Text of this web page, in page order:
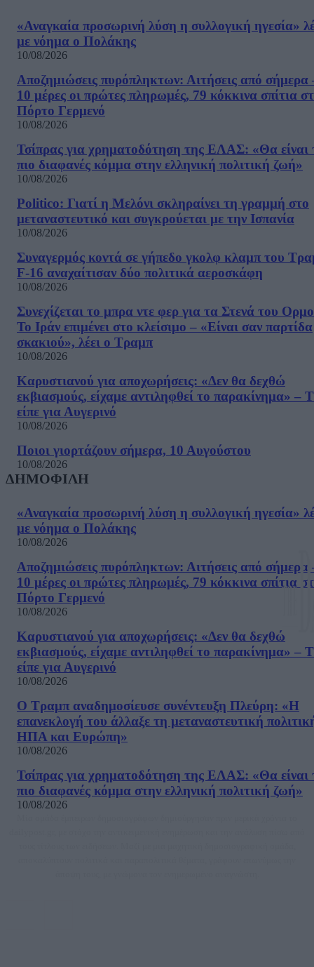
«Αναγκαία προσωρινή λύση η συλλογική ηγεσία»
με νόημα ο Πολάκης
10/08/2026
Αποζημιώσεις πυρόπληκτων: Αιτήσεις από σήμερα
10 μέρες οι πρώτες πληρωμές, 79 κόκκινα σπίτια
Πόρτο Γερμενό
10/08/2026
Τσίπρας για χρηματοδότηση της ΕΛΑΣ: «Θα είναι
πιο διαφανές κόμμα στην ελληνική πολιτική ζωή»
10/08/2026
Politico: Γιατί η Μελόνι σκληραίνει τη γραμμή στο
μεταναστευτικό και συγκρούεται με την Ισπανία
10/08/2026
Συναγερμός κοντά σε γήπεδο γκολφ κλαμπ του
F-16 αναχαίτισαν δύο πολιτικά αεροσκάφη
10/08/2026
Συνεχίζεται το μπρα ντε φερ για τα Στενά του
Το Ιράν επιμένει στο κλείσιμο – «Είναι σαν παρτίδα
σκακιού», λέει ο Τραμπ
10/08/2026
Καρυστιανού για αποχωρήσεις: «Δεν θα δεχθώ
εκβιασμούς, είχαμε αντιληφθεί το παρακίνημα» –
είπε για Αυγερινό
10/08/2026
Ποιοι γιορτάζουν σήμερα, 10 Αυγούστου
10/08/2026
ΔΗΜΟΦΙΛΗ
«Αναγκαία προσωρινή λύση η συλλογική ηγεσία»
με νόημα ο Πολάκης
10/08/2026
Αποζημιώσεις πυρόπληκτων: Αιτήσεις από σήμερα
10 μέρες οι πρώτες πληρωμές, 79 κόκκινα σπίτια
Πόρτο Γερμενό
10/08/2026
Καρυστιανού για αποχωρήσεις: «Δεν θα δεχθώ
εκβιασμούς, είχαμε αντιληφθεί το παρακίνημα» –
είπε για Αυγερινό
10/08/2026
Ο Τραμπ αναδημοσίευσε συνέντευξη Πλεύρη: «Η
επανεκλογή του άλλαξε τη μεταναστευτική
ΗΠΑ και Ευρώπη»
10/08/2026
Τσίπρας για χρηματοδότηση της ΕΛΑΣ: «Θα είναι
πιο διαφανές κόμμα στην ελληνική πολιτική ζωή»
10/08/2026